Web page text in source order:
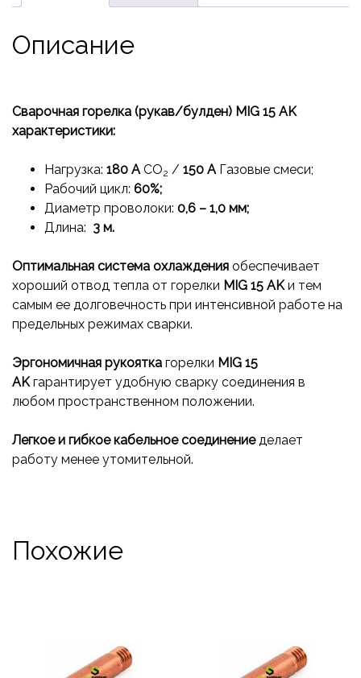
Описание
Сварочная горелка (рукав/булден) MIG 15 AK
характеристики:
Нагрузка: 180 АCO2 / 150 AГазовые смеси;
Рабочий цикл: 60%;
Диаметр проволоки: 0,6 – 1,0 мм;
Длина: 3 м.
Оптимальная система охлаждения обеспечивает
хороший отвод тепла от горелки MIG 15 AKи тем
самым ее долговечность при интенсивной работе на
предельных режимах сварки.
Эргономичная рукоятка горелки MIG 15
AKгарантирует удобную сварку соединения в
любом пространственном положении.
Легкое и гибкое кабельное соединениеделает
работу менее утомительной.
Похожие